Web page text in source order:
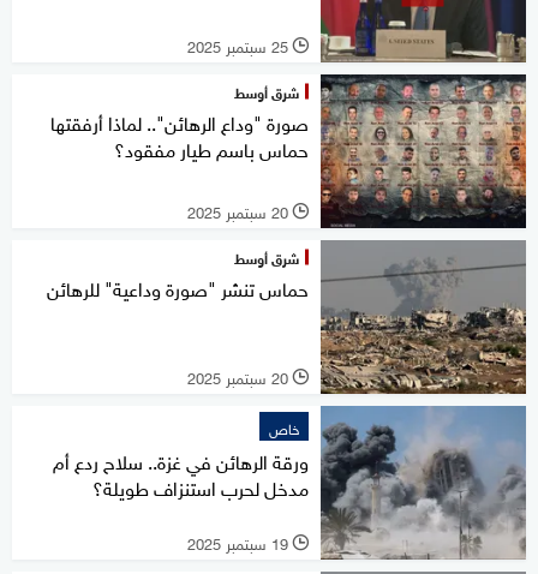
l 25 سبتمبر 2025
شرق أوسط
صورة "وداع الرهائن".. لماذا أرفقتها
حماس باسم طيار مفقود؟
l 20 سبتمبر 2025
شرق أوسط
حماس تنشر "صورة وداعية" للرهائن
l 20 سبتمبر 2025
خاص
ورقة الرهائن في غزة.. سلاح ردع أم
مدخل لحرب استنزاف طويلة؟
l 19 سبتمبر 2025